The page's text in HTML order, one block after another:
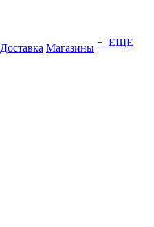
Доставка Магазины + ЕЩЕ